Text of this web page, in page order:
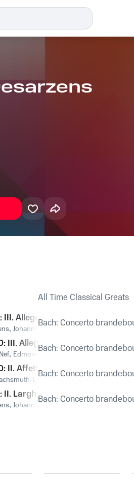
All Time Classical Greats
III. Allegro ma non tanto
, Johann Sebastian Bach
Bach: Concerto
III. Allegro
, Edmond Defrancesco , Isabelle Nef,
Bach: Concerto
II. Affettuoso
Loew , Isabelle Nef, Edmond
Bach: Concerto
II. Larghetto
, Johann Sebastian Bach
Bach: Concerto